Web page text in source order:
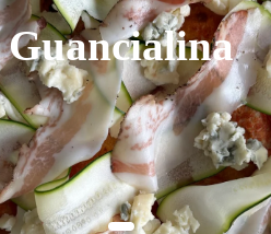
Guancialina